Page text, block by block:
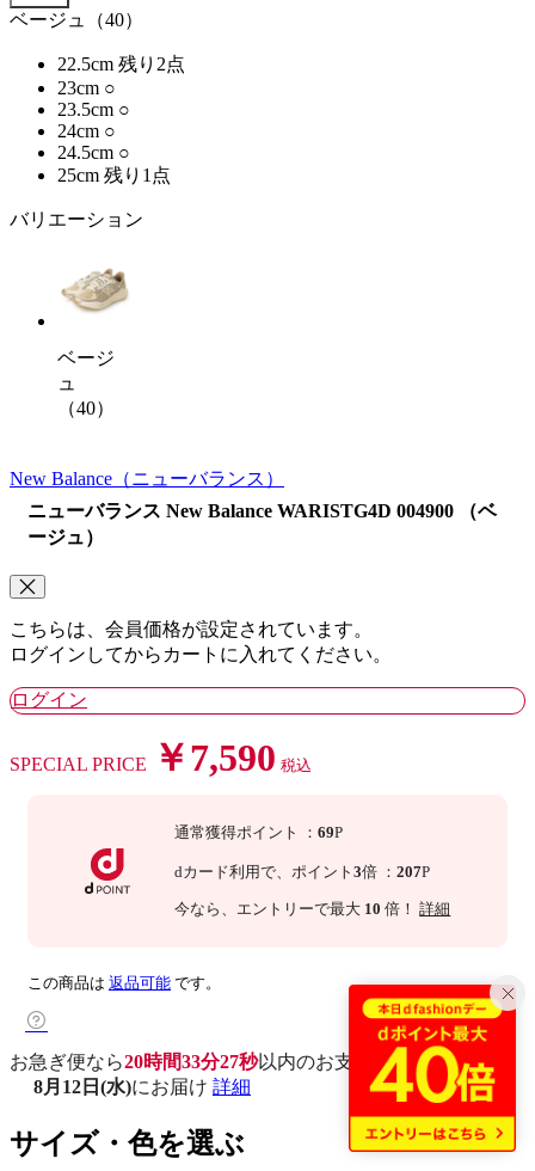
ベージュ（40）
22.5cm 残り2点
23cm ○
23.5cm ○
24cm ○
24.5cm ○
25cm 残り1点
バリエーション
ベージ
ュ
（40）
New Balance （ニューバランス）
ニューバランス New Balance WARISTG4D 004900 （ベ
ージュ）
こちらは、会員価格が設定されています。
ログインしてからカートに入れてください。
ログイン
SPECIAL PRICE ￥7,590 税込
通常獲得ポイント ：69P
dカード利用で、ポイント3倍 ：207P
今なら 、エントリーで最大 10 倍！詳細
この商品は 返品可能 です。
お急ぎ便なら20時間33分26秒以内のお支払いで
8月12日(水)にお届け 詳細
サイズ・色を選ぶ